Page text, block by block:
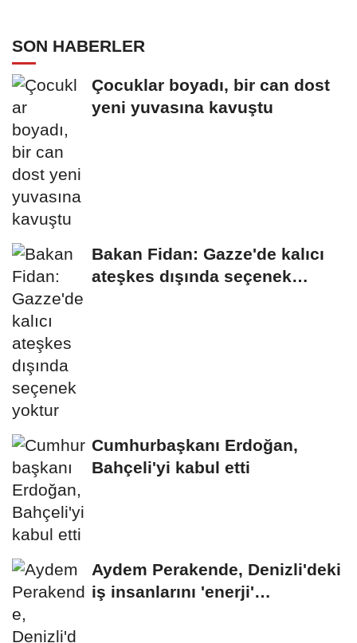
SON HABERLER
Çocuklar boyadı, bir can dost
yeni yuvasına kavuştu
Bakan Fidan: Gazze'de kalıcı
ateşkes dışında seçenek
Cumhurbaşkanı Erdoğan,
Bahçeli'yi kabul etti
Aydem Perakende, Denizli'deki
iş insanlarını 'enerji'